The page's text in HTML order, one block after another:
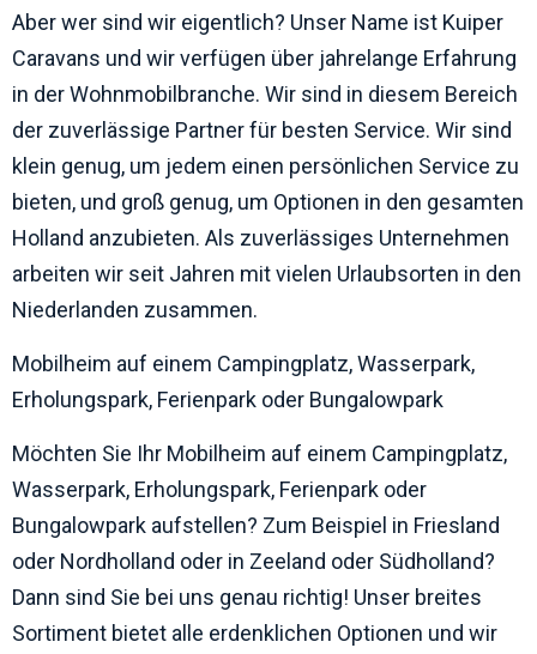
Aber wer sind wir eigentlich? Unser Name ist Kuiper
Caravans und wir verfügen über jahrelange Erfahrung
in der Wohnmobilbranche. Wir sind in diesem Bereich
der zuverlässige Partner für besten Service. Wir sind
klein genug, um jedem einen persönlichen Service zu
bieten, und groß genug, um Optionen in den gesamten
Holland anzubieten. Als zuverlässiges Unternehmen
arbeiten wir seit Jahren mit vielen Urlaubsorten in den
Niederlanden zusammen.
Mobilheim auf einem Campingplatz, Wasserpark,
Erholungspark, Ferienpark oder Bungalowpark
Möchten Sie Ihr Mobilheim auf einem Campingplatz,
Wasserpark, Erholungspark, Ferienpark oder
Bungalowpark aufstellen? Zum Beispiel in Friesland
oder Nordholland oder in Zeeland oder Südholland?
Dann sind Sie bei uns genau richtig! Unser breites
Sortiment bietet alle erdenklichen Optionen und wir